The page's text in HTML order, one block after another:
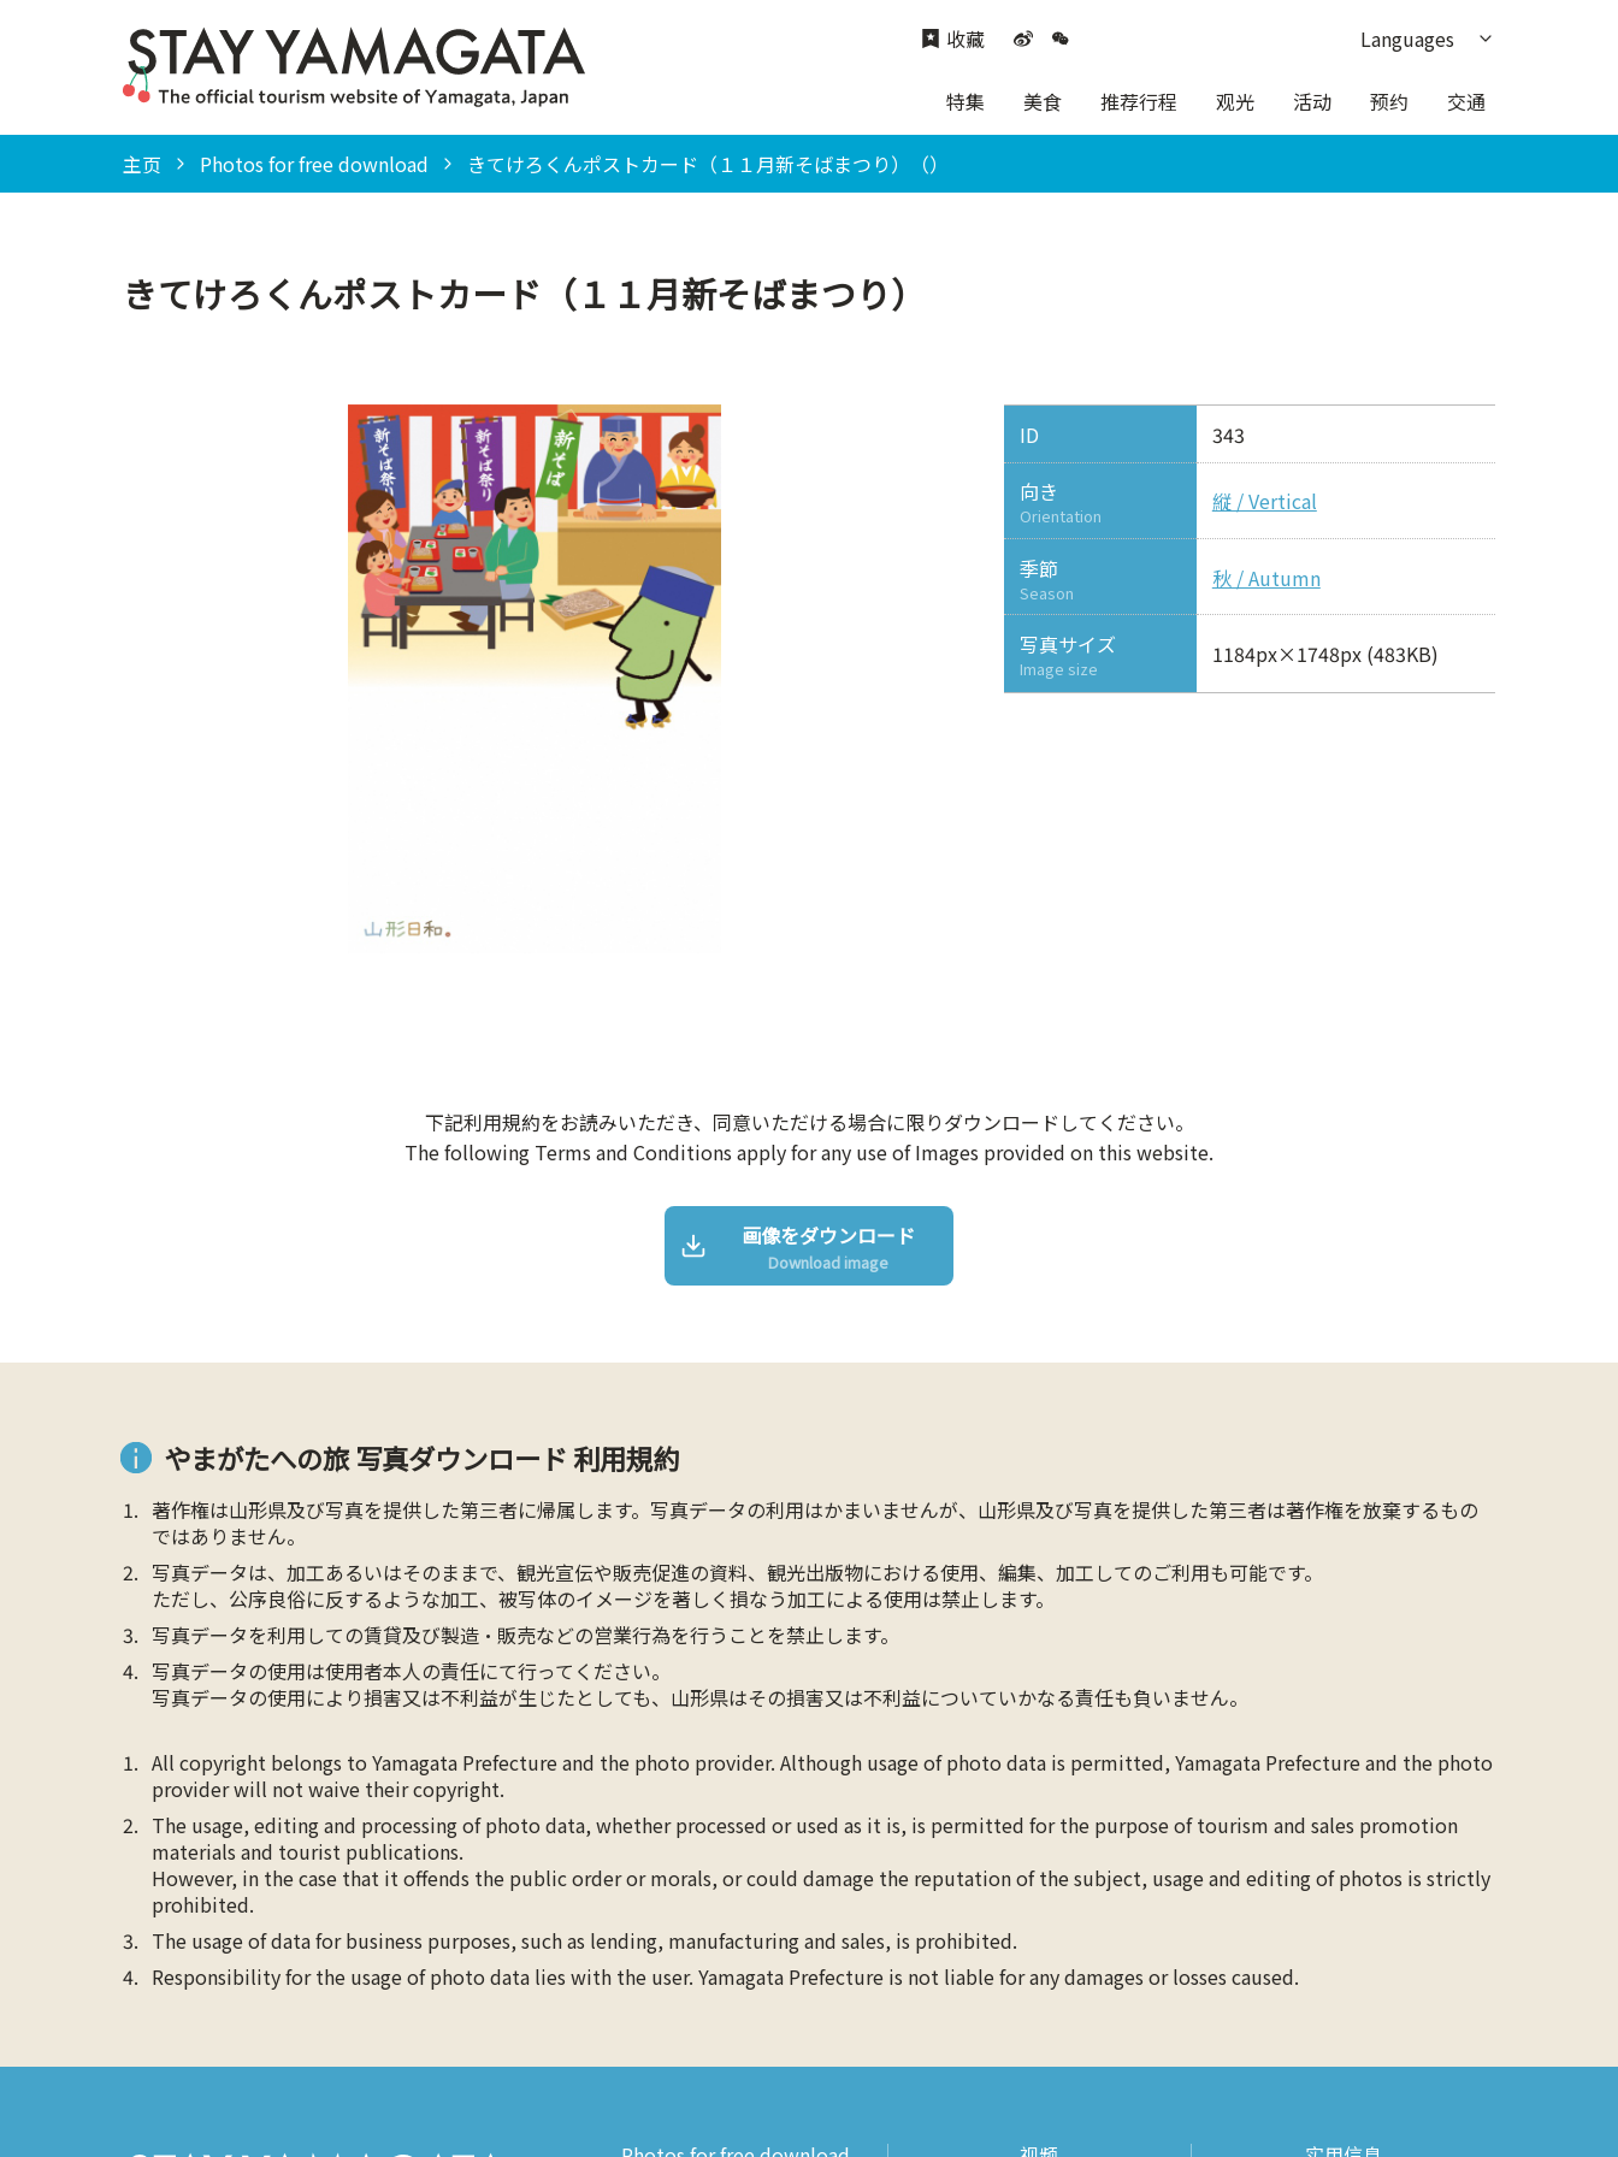
特集 美食 推荐行程 观光 活动 预约 交通
收藏
Languages
日本語
主页 Photos for free download きてけろくんポストカード（１１月新そばまつり）（）
きてけろくんポストカード（１１月新そばまつり）
ID
343
向き
Orientation
縦 / Vertical
季節
Season
秋 / Autumn
写真サイズ
Image size
1184px×1748px (483KB)
下記利用規約をお読みいただき、同意いただける場合に限りダウンロードしてください。
The following Terms and Conditions apply for any use of Images provided on this website.
画像をダウンロード
Download image
やまがたへの旅 写真ダウンロード 利用規約
著作権は山形県及び写真を提供した第三者に帰属します。写真データの利用はかまいませんが、山形県及び写真を提供した第三者は著作権を放棄するもの
ではありません。
写真データは、加工あるいはそのままで、観光宣伝や販売促進の資料、観光出版物における使用、編集、加工してのご利用も可能です。
ただし、公序良俗に反するような加工、被写体のイメージを著しく損なう加工による使用は禁止します。
写真データを利用しての賃貸及び製造・販売などの営業行為を行うことを禁止します。
写真データの使用は使用者本人の責任にて行ってください。
写真データの使用により損害又は不利益が生じたとしても、山形県はその損害又は不利益についていかなる責任も負いません。
All copyright belongs to Yamagata Prefecture and the photo provider. Although usage of photo data is permitted, Yamagata Prefecture and the photo
provider will not waive their copyright.
The usage, editing and processing of photo data, whether processed or used as it is, is permitted for the purpose of tourism and sales promotion
materials and tourist publications.
However, in the case that it offends the public order or morals, or could damage the reputation of the subject, usage and editing of photos is strictly
prohibited.
The usage of data for business purposes, such as lending, manufacturing and sales, is prohibited.
Responsibility for the usage of photo data lies with the user. Yamagata Prefecture is not liable for any damages or losses caused.